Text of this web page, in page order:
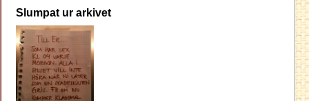
Slumpat ur arkivet